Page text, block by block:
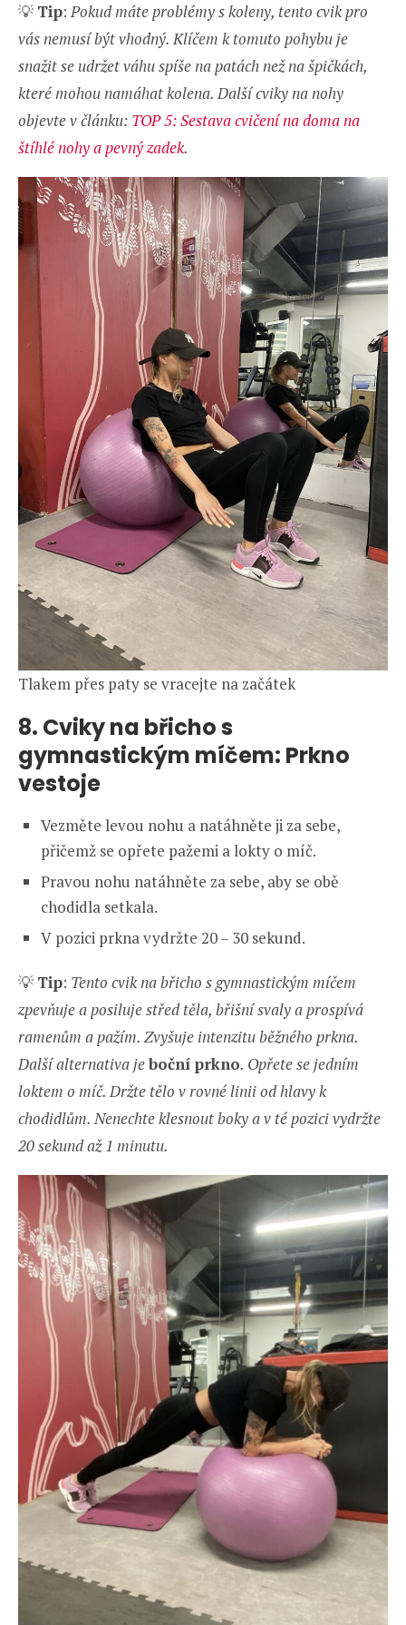
💡 Tip:Pokud máte problémy s koleny, tento cvik pro
vás nemusí být vhodný. Klíčem k tomuto pohybu je
snažit se udržet váhu spíše na patách než na špičkách,
které mohou namáhat kolena. Další cviky na nohy
objevte v článku: TOP 5: Sestava cvičení na doma na
štíhlé nohy a pevný zadek.
Tlakem přes paty se vracejte na začátek
8. Cviky na břicho s
gymnastickým míčem: Prkno
vestoje
Vezměte levou nohu a natáhněte ji za sebe,
přičemž se opřete pažemi a lokty o míč.
Pravou nohu natáhněte za sebe, aby se obě
chodidla setkala.
V pozici prkna vydržte 20 – 30 sekund.
💡 Tip: Tento cvik na břicho s gymnastickým míčem
zpevňuje a posiluje střed těla, břišní svaly a prospívá
ramenům a pažím. Zvyšuje intenzitu běžného prkna.
Další alternativa jeboční prkno. Opřete se jedním
loktem o míč. Držte tělo v rovné linii od hlavy k
chodidlům. Nenechte klesnout boky a v té pozici vydržte
20 sekund až 1 minutu.